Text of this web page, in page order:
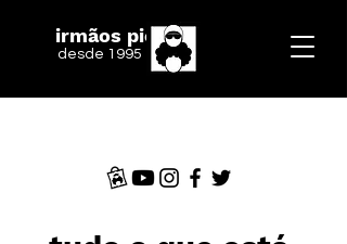
irmãos piologo
desde 1995